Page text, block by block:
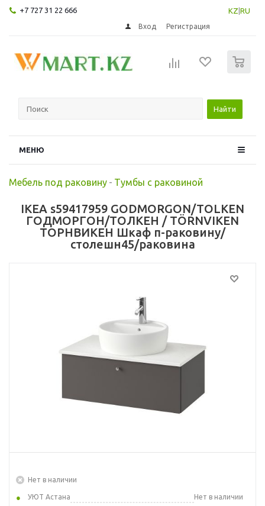
+7 727 31 22 666 KZ RU
Вход Регистрация
Найти
МЕНЮ
Мебель под раковину - Тумбы с раковиной
IKEA s59417959 GODMORGON/TOLKEN
ГОДМОРГОН/ТОЛКЕН / TÖRNVIKEN
ТОРНВИКЕН Шкаф п-раковину/
столешн45/раковина
Нет в наличии
УЮТ Астана
Нет в наличии